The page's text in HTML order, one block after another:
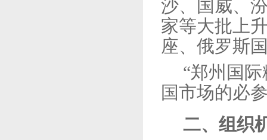
沙、国威、
家等大批上
座、俄罗斯
“郑州国
国市场的必
二、组织